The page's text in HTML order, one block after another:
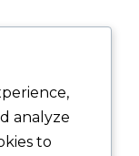
analyze
to